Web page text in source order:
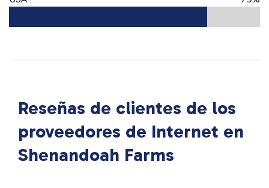
Reseñas de clientes de los
proveedores de Internet en
Shenandoah Farms